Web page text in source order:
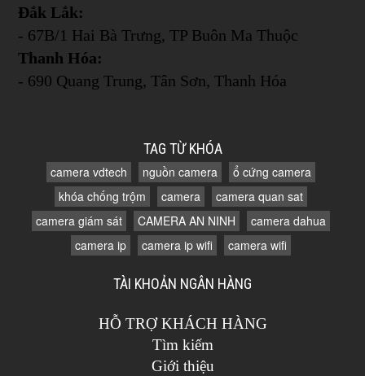
Đắk Lắk:
- 67B/1 Hai Bà Trưng, TP Buôn Ma Thuộc
Thanh Hóa:
- 690 Quang Trung, Tân Sơn, Thanh Hóa
TAG TỪ KHÓA
camera vdtech nguồn camera
ổ cứng camera
khóa chống trộm
camera
camera quan sat
camera giám sát
CAMERA AN NINH
camera dahua
camera ip
camera ip wifi camera wifi
TÀI KHOẢN NGÂN HÀNG
HỖ TRỢ KHÁCH HÀNG
Tìm kiếm
Giới thiệu